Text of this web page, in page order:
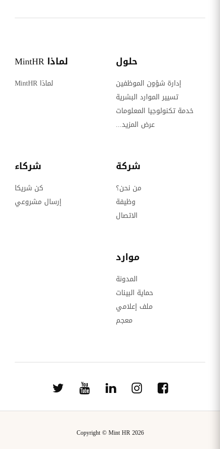
حلول
إدارة شؤون الموظفين
تسيير الموارد البشرية
خدمة تكنولوجيا المعلومات
عرض المزيد...
لماذا MintHR
لماذا MintHR
شركة
من نحن؟
وظيفة
الاتصال
شركاء
كن شريكا
إرسال مشروعي
موارد
المدونة
حماية البينات
ملف إعلامي
معجم
Copyright © Mint HR 2026